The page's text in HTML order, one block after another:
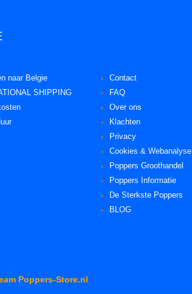
naar Belgie
SHIPPING
Contact
FAQ
Over ons
Klachten
Privacy
Cookies & Webanalyse
Poppers Groothandel
Poppers Informatie
De Sterkste Poppers
BLOG
Poppers-Store.nl